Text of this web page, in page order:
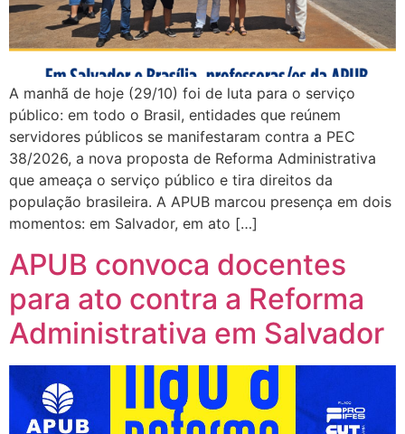
A manhã de hoje (29/10) foi de luta para o serviço
público: em todo o Brasil, entidades que reúnem
servidores públicos se manifestaram contra a PEC
38/2026, a nova proposta de Reforma Administrativa
que ameaça o serviço público e tira direitos da
população brasileira. A APUB marcou presença em dois
momentos: em Salvador, em ato […]
APUB convoca docentes
para ato contra a Reforma
Administrativa em Salvador